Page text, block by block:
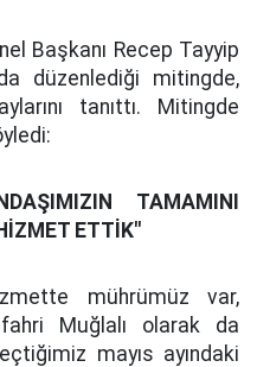
Başkanı Recep Tayyip
düzenlediği mitingde,
tanıttı. Mitingde
TAMAMINI
ETTİK"
mührümüz var,
Muğlalı olarak da
mayıs ayındaki